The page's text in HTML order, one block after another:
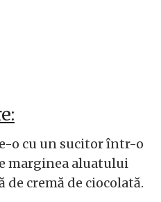
o cu un sucitor într-o
marginea aluatului
cremă de ciocolată.